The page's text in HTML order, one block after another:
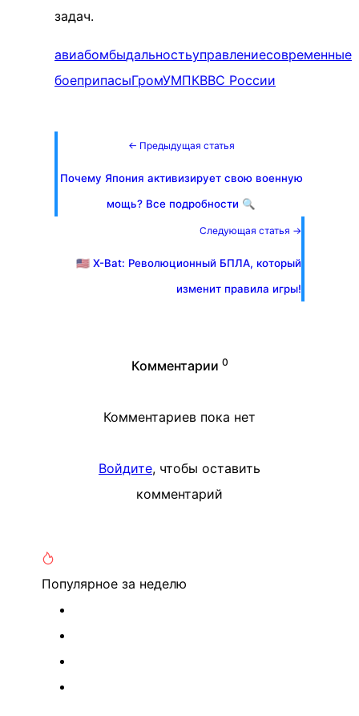
задач.
авиабомбыдальностьуправлениесовременные
боеприпасыГромУМПКВВС России
← Предыдущая статья
Почему Япония активизирует свою военную
мощь? Все подробности 🔍
Следующая статья →
🇺🇸 X-Bat: Революционный БПЛА, который
изменит правила игры!
Комментарии 0
Комментариев пока нет
Войдите, чтобы оставить
комментарий
Популярное за неделю